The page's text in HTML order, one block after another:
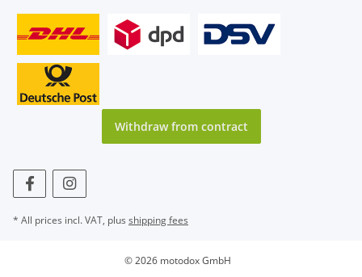
Withdraw from contract
* All prices incl. VAT, plus shipping fees
© 2026 motodox GmbH